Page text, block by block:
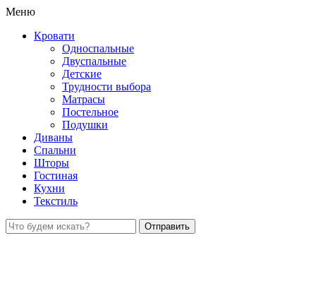
Меню
Кровати
Односпальные
Двуспальные
Детские
Трудности выбора
Матрасы
Постельное
Подушки
Диваны
Спальни
Шторы
Гостиная
Кухни
Текстиль